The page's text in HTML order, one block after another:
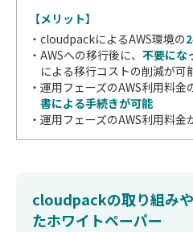
【メリット】
cloudpackによるAWS環境の
AWSへの移行後に、 不要にな
による移行コストの削減が可
運用フェーズのAWS利用料金
書による手続きが可能
運用フェーズのAWS利用料金
cloudpackの取り組み
たホワイトペーパー